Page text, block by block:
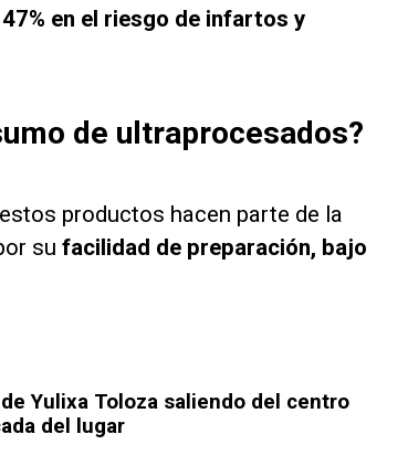
47% en el riesgo de infartos y
de ultraprocesados?
productos hacen parte de la
su facilidad de preparación, bajo
Yulixa Toloza saliendo del centro
del lugar